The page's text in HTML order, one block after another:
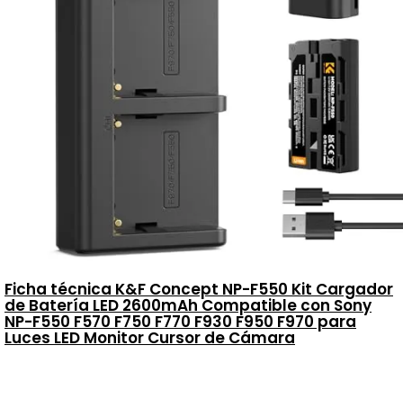
Ficha técnica K&F Concept NP-F550 Kit Cargador
de Batería LED 2600mAh Compatible con Sony
NP-F550 F570 F750 F770 F930 F950 F970 para
Luces LED Monitor Cursor de Cámara